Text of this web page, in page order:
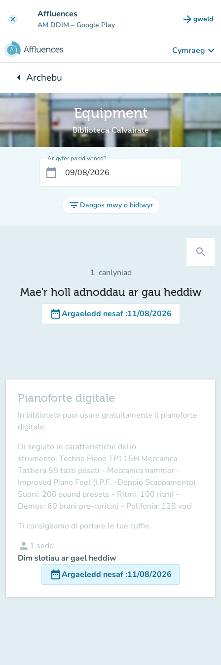
clear Affluences
AM DDIM – Google Play arrow_forward gweld
(tab
Cymraeg keyboard_arrow_down
arrow_leftYn ôl i:
Archebu
Equipment
Biblioteca Calvairate
Ar gyfer pa ddiwrnod?
calendar_today
filter_list Dangos mwy o hidlwyr
search
1 canlyniad
Mae'r holl adnoddau ar gau heddiw
date_rangeArgaeledd nesaf:11/08/2026
Pianoforte digitale
In biblioteca puoi usare gratuitamente il pianoforte
digitale.
Di seguito le caratteristiche dello
strumento: Techno Piano TP115H Meccanica:
Tastiera 88 tasti pesati - Meccanica hammer -
Improved Piano Feel (I.P.F. -Doppio Scappamento)
Suoni: 200 sound presets - Ritmi: 100 ritmi -
Demos: 60 brani pre-caricati - Polifonia: 128 voci
Ti consigliamo di portare le tue cuffie.
person 1 sedd
Dim slotiau ar gael heddiw
date_rangeArgaeledd nesaf:11/08/2026